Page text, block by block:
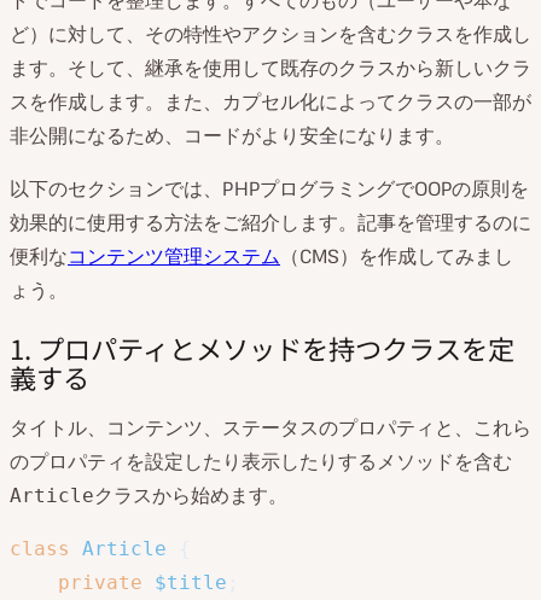
ど）に対して、その特性やアクションを含むクラスを作成し
ます。そして、継承を使用して既存のクラスから新しいクラ
スを作成します。また、カプセル化によってクラスの一部が
非公開になるため、コードがより安全になります。
以下のセクションでは、PHPプログラミングでOOPの原則を
効果的に使用する方法をご紹介します。記事を管理するのに
便利なコンテンツ管理システム （CMS）を作成してみまし
ょう。
1. プロパティとメソッドを持つクラスを定
義する
タイトル、コンテンツ、ステータスのプロパティと、これら
のプロパティを設定したり表示したりするメソッドを含む
Articleクラスから始めます。
class Article
private
$title